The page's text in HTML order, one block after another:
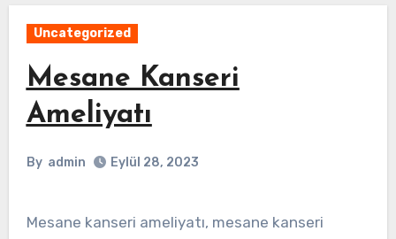
Uncategorized
Mesane Kanseri
Ameliyatı
By admin Eylül 28, 2023
Mesane kanseri ameliyatı, mesane kanseri